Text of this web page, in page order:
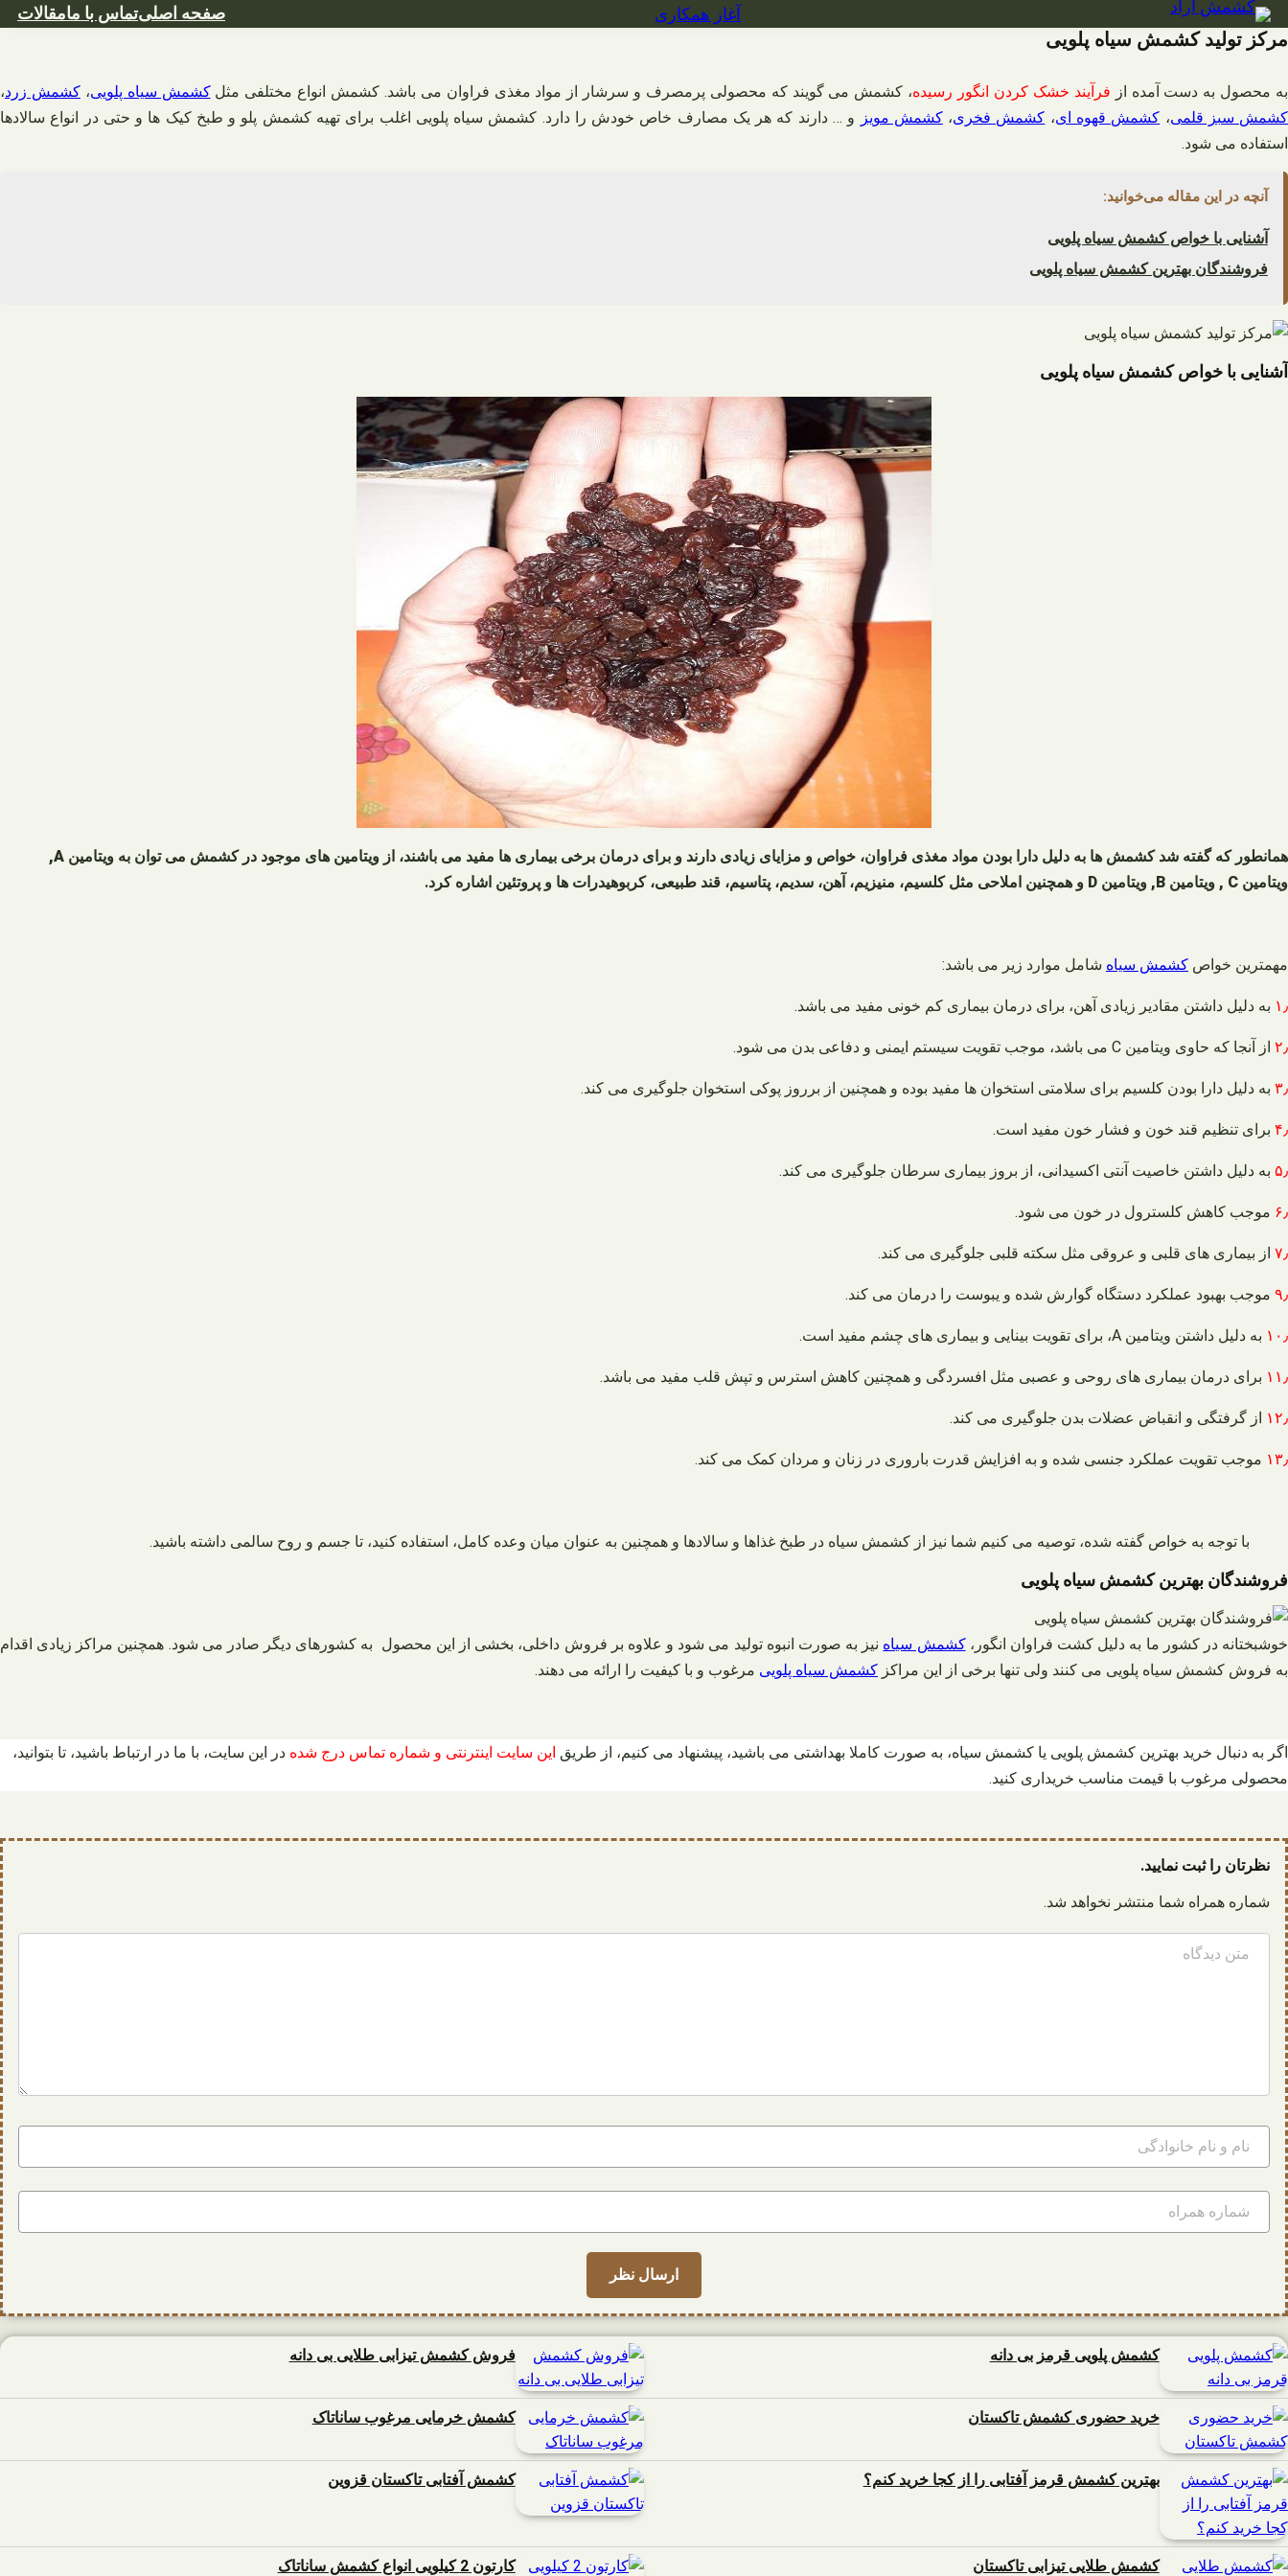
رفتن
به
آغاز همکاری صفحه اصلیتماس با مامقالات
مرکز تولید کشمش سیاه پلویی
به محصول به دست آمده از فرآیند خشک کردن انگور رسیده، کشمش می گویند که محصولی پرمصرف و سرشار از مواد مغذی فراوان می باشد. کشمش انواع مختلفی مثلکشمش سیاه پلویی،کشمش زرد،
کشمش سبز قلمی، کشمش قهوه ای، کشمش فخری،کشمش مویز و … دارند که هر یک مصارف خاص خودش را دارد. کشمش سیاه پلویی اغلب برای تهیه کشمش پلو و طبخ کیک ها و حتی در انواع سالادها
استفاده می شود.
آنچه در این مقاله می‌خوانید:
آشنایی با خواص کشمش سیاه پلویی
فروشندگان بهترین کشمش سیاه پلویی
آشنایی با خواص کشمش سیاه پلویی
همانطور که گفته شد کشمش ها به دلیل دارا بودن مواد مغذی فراوان، خواص و مزایای زیادی دارند و برای درمان برخی بیماری ها مفید می باشند، از ویتامین های موجود در کشمش می توان به
ویتامین A,
ویتامین C , ویتامین B, ویتامین D و همچنین املاحی مثل کلسیم، منیزیم، آهن، سدیم، پتاسیم، قند طبیعی، کربوهیدرات ها و پروتئین
اشاره کرد.
مهمترین خواص کشمش سیاه شامل موارد زیر می باشد:
۱٫ به دلیل داشتن مقادیر زیادی آهن، برای درمان بیماری کم خونی مفید می باشد.
۲٫ از آنجا که حاوی ویتامین C می باشد، موجب تقویت سیستم ایمنی و دفاعی بدن می شود.
۳٫ به دلیل دارا بودن کلسیم برای سلامتی استخوان ها مفید بوده و همچنین از برروز پوکی استخوان جلوگیری می کند.
۴٫ برای تنظیم قند خون و فشار خون مفید است.
۵٫ به دلیل داشتن خاصیت آنتی اکسیدانی، از بروز بیماری سرطان جلوگیری می کند.
۶٫ موجب کاهش کلسترول در خون می شود.
۷٫ از بیماری های قلبی و عروقی مثل سکته قلبی جلوگیری می کند.
۹٫ موجب بهبود عملکرد دستگاه گوارش شده و یبوست را درمان می کند.
۱۰٫ به دلیل داشتن ویتامین A، برای تقویت بینایی و بیماری های چشم مفید است.
۱۱٫ برای درمان بیماری های روحی و عصبی مثل افسردگی و همچنین کاهش استرس و تپش قلب مفید می باشد.
۱۲٫ از گرفتگی و انقباض عضلات بدن جلوگیری می کند.
۱۳٫ موجب تقویت عملکرد جنسی شده و به افزایش قدرت باروری در زنان و مردان کمک می کند.
با توجه به خواص گفته شده، توصیه می کنیم شما نیز از کشمش سیاه در طبخ غذاها و سالادها و همچنین به عنوان میان وعده کامل، استفاده کنید، تا جسم و روح سالمی داشته باشید.
فروشندگان بهترین کشمش سیاه پلویی
خوشبختانه در کشور ما به دلیل کشت فراوان انگور،کشمش سیاه نیز به صورت انبوه تولید می شود و علاوه بر فروش داخلی، بخشی از این محصول به کشورهای دیگر صادر می شود. همچنین مراکز زیادی اقدام
به فروش کشمش سیاه پلویی می کنند ولی تنها برخی از این مراکز کشمش سیاه پلویی مرغوب و با کیفیت را ارائه می دهند.
اگر به دنبال خرید بهترین کشمش پلویی یا کشمش سیاه، به صورت کاملا بهداشتی می باشید، پیشنهاد می کنیم، از طریق این سایت اینترنتی و شماره تماس درج شده در این سایت، با ما در ارتباط باشید، تا بتوانید،
محصولی مرغوب با قیمت مناسب خریداری کنید.
نظرتان را ثبت نمایید.
شماره همراه شما منتشر نخواهد شد.
کشمش پلویی قرمز بی دانه فروش کشمش تیزابی طلایی بی دانه
خرید حضوری کشمش تاکستان کشمش خرمایی مرغوب ساناتاک
بهترین کشمش قرمز آفتابی را از کجا خرید کنم؟ کشمش آفتابی تاکستان قزوین
کشمش طلایی تیزابی تاکستان کارتون 2 کیلویی انواع کشمش ساناتاک